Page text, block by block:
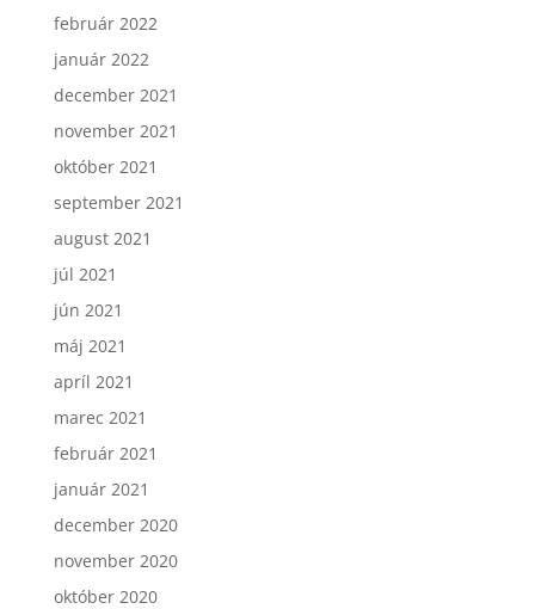
február 2022
január 2022
december 2021
november 2021
október 2021
september 2021
august 2021
júl 2021
jún 2021
máj 2021
apríl 2021
marec 2021
február 2021
január 2021
december 2020
november 2020
október 2020